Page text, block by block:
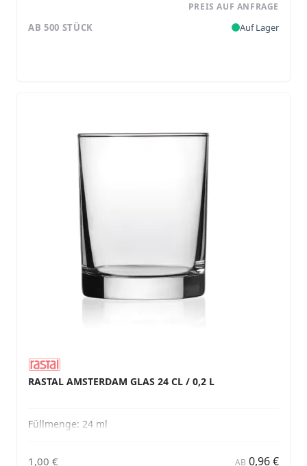
PREIS AUF ANFRAGE
AB 500 STÜCK Auf Lager
RASTAL AMSTERDAM GLAS 24 CL / 0,2 L
Füllmenge: 24 ml
1,00 € AB 0,96 €